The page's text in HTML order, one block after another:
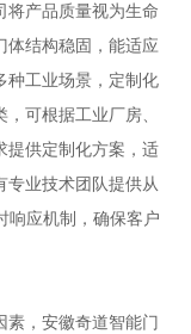
产品质量视为生命
体结构稳固，能适应
工业场景，定制化
可根据工业厂房、
提供定制化方案，适
业技术团队提供从
响应机制，确保客户
素，安徽奇道智能门